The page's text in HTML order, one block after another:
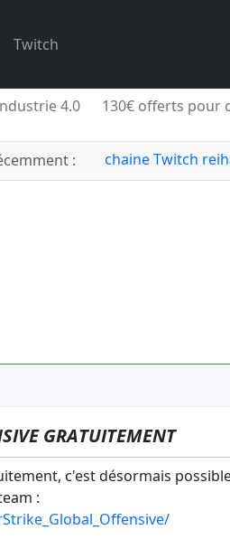
Twitch
4.0
130€ offerts pour
: chaine Twitch
GRATUITEMENT
c'est désormais
: